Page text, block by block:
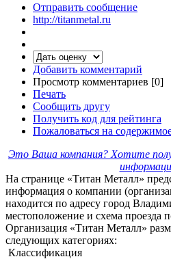
Отправить сообщение
http://titanmetal.ru
Добавить комментарий
Просмотр комментариев [0]
Печать
Сообщить другу
Получить код для рейтинга
Пожаловаться на
Это Ваша компания? Хотите
На странице «Титан Металл»
информация о компании
находится по адресу город
местоположение и схема проезда
Организация «Титан Металл»
следующих категориях:
Классификация